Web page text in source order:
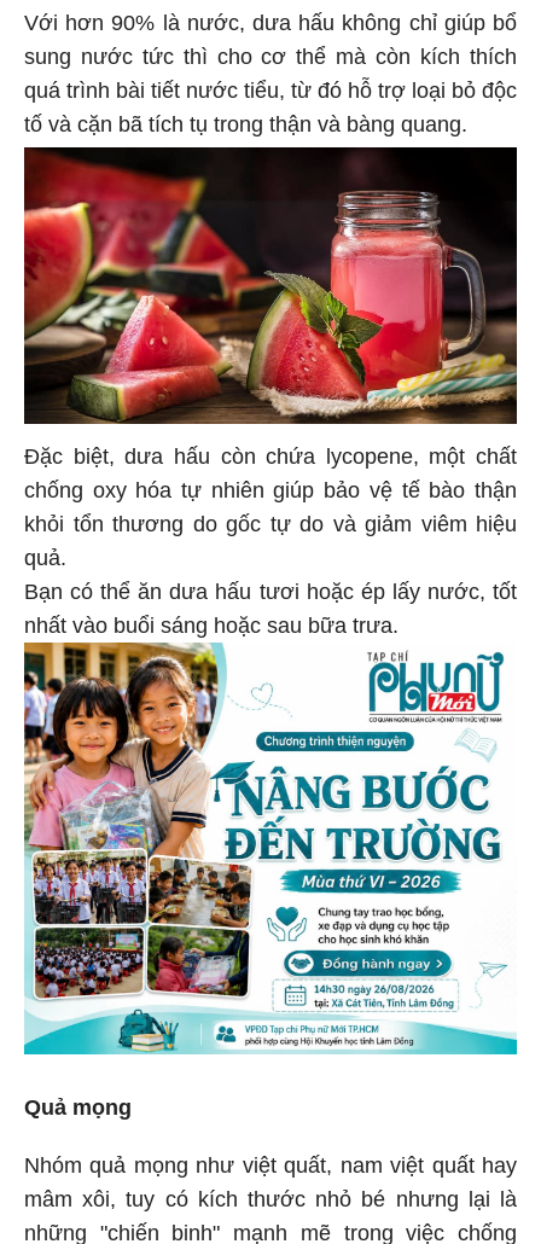
Với hơn 90% là nước, dưa hấu không chỉ giúp bổ
sung nước tức thì cho cơ thể mà còn kích thích
quá trình bài tiết nước tiểu, từ đó hỗ trợ loại bỏ độc
tố và cặn bã tích tụ trong thận và bàng quang.
Đặc biệt, dưa hấu còn chứa lycopene, một chất
chống oxy hóa tự nhiên giúp bảo vệ tế bào thận
khỏi tổn thương do gốc tự do và giảm viêm hiệu
quả.
Bạn có thể ăn dưa hấu tươi hoặc ép lấy nước, tốt
nhất vào buổi sáng hoặc sau bữa trưa.
Quả mọng
Nhóm quả mọng như việt quất, nam việt quất hay
mâm xôi, tuy có kích thước nhỏ bé nhưng lại là
những "chiến binh" mạnh mẽ trong việc chống